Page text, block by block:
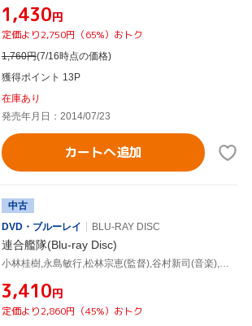
¥1,430円
定価より2,750円（65%）おトク
1,760円(7/16時点の価格)
獲得ポイント 13P
在庫あり
発売年月日：2014/07/23
カートへ追加
中古
DVD・ブルーレイ
BLU-RAY DISC
連合艦隊(Blu-ray Disc)
小林桂樹,永島敏行,松林宗恵(監督),谷村新司(音楽),服部克久(音楽)
¥3,410円
定価より2,860円（45%）おトク